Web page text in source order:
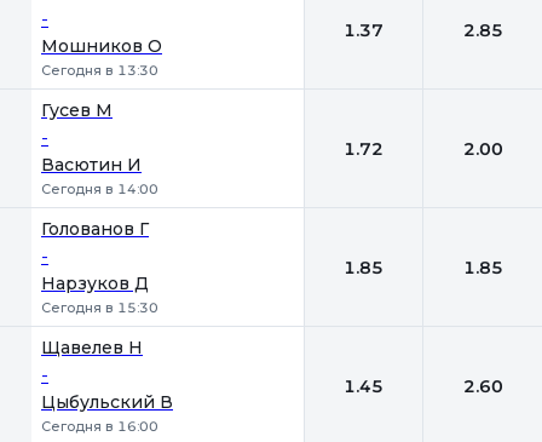
-
Мошников О
Сегодня в 13:30
1.37 2.85
Гусев М
-
Васютин И
Сегодня в 14:00
1.72 2.00
Голованов Г
-
Нарзуков Д
Сегодня в 15:30
1.85 1.85
Щавелев Н
-
Цыбульский В
Сегодня в 16:00
1.45 2.60